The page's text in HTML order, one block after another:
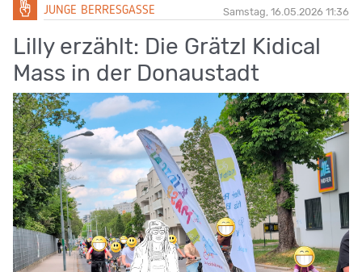
JUNGE BERRESGASSE Samstag, 16.05.2026 11:36
Lilly erzählt: Die Grätzl Kidical
Mass in der Donaustadt